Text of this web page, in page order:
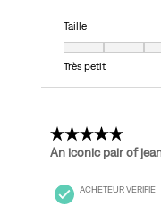
Taille
Taille, 4 sur 7, où 1
Très petit
5 étoile(s) sur 5.
An iconic pair of
ACHETEUR VÉRIFIÉ